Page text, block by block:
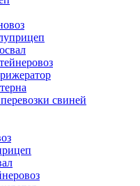
свиней